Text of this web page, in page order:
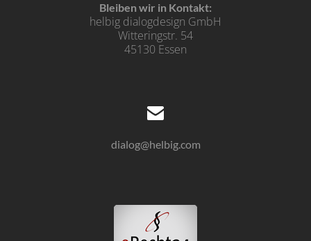
Bleiben wir in Kontakt:
helbig dialogdesign GmbH
Witteringstr. 54
45130 Essen
dialog@helbig.com